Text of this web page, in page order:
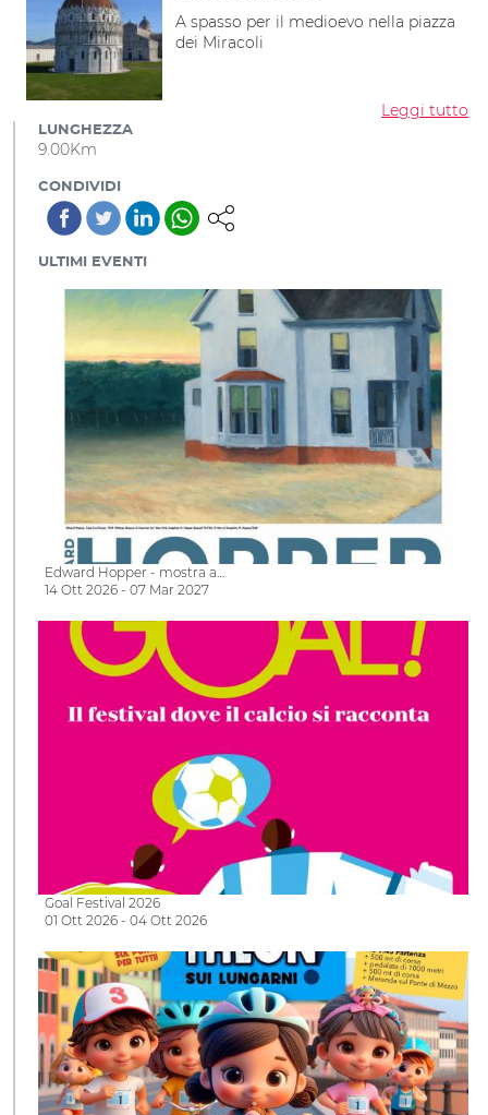
A spasso per il medioevo nella piazza
dei Miracoli
Leggi tutto
LUNGHEZZA
9.00Km
CONDIVIDI
ULTIMI EVENTI
Edward Hopper - mostra a…
14 Ott 2026 - 07 Mar 2027
Goal Festival 2026
01 Ott 2026 - 04 Ott 2026